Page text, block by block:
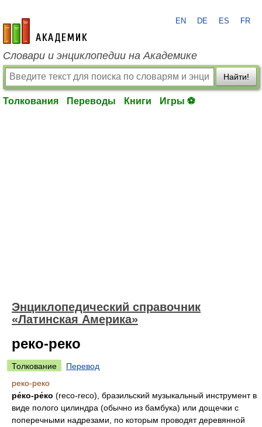
academic.ru
EN DE ES FR
Словари и энциклопедии на Академике
Найти!
Толкования Переводы Книги Игры ⚽
Энциклопедический справочник
«Латинская Америка»
реко-реко
Толкование
Перевод
реко-реко
ре́ко-ре́ко (reco-reco), бразильский музыкальный инструмент в
виде полого цилиндра (обычно из бамбука) или дощечки с
поперечными надрезами, по которым проводят деревянной